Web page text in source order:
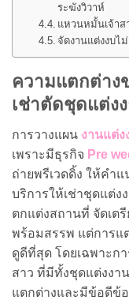
ระฆังวิวาห์
แหวนหมั้นเจ้าส
จัดงานแต่งงบไ
ความแตกต่าง
เช่าตัดชุดแต่ง
การวางแผน งานแต่ง
เพราะมีธุรกิจ Pre
ถ่ายพรีเวดดิ้ง ให้คำ
บริการให้เช่าชุดแต่ง
ตกแต่งสถานที่ จัดเต
พร้อมสรรพ แต่การแ
ดูดีที่สุด โดยเฉพาะกา
สาว ที่มีทั้งชุดแต่งงา
แตกต่างและมีข้อดีข้